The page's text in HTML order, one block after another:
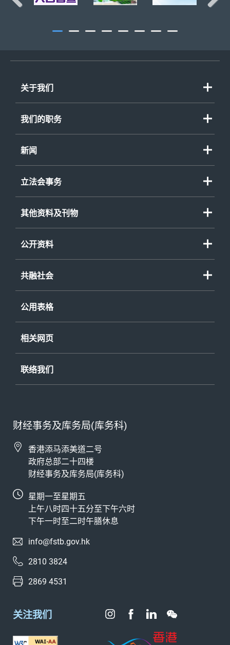
关于我们
我们的职务
新闻
立法会事务
其他资料及刊物
公开资料
共融社会
公用表格
相关网页
联络我们
财经事务及库务局(库务科)
香港添马添美道二号
政府总部二十四楼
财经事务及库务局(库务科)
星期一至星期五
上午八时四十五分至下午六时
下午一时至二时午膳休息
info@fstb.gov.hk
2810 3824
2869 4531
关注我们